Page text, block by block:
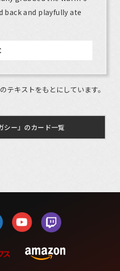
back and playfully ate
テキストをもとにしています。
シー』のカード一覧